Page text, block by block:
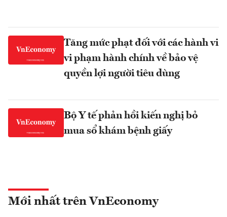
Tăng mức phạt đối với các hành vi
vi phạm hành chính về bảo vệ
quyền lợi người tiêu dùng
Bộ Y tế phản hồi kiến nghị bỏ
mua sổ khám bệnh giấy
Mới nhất trên VnEconomy